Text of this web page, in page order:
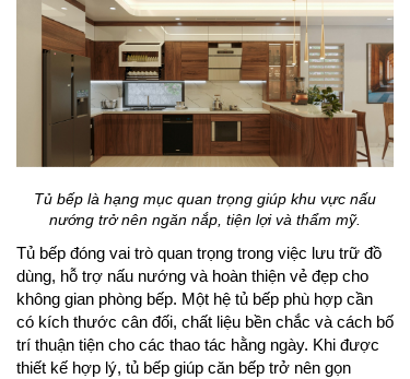
Tủ bếp là hạng mục quan trọng giúp khu vực nấu
nướng trở nên ngăn nắp, tiện lợi và thẩm mỹ.
Tủ bếp đóng vai trò quan trọng trong việc lưu trữ đồ
dùng, hỗ trợ nấu nướng và hoàn thiện vẻ đẹp cho
không gian phòng bếp. Một hệ tủ bếp phù hợp cần
có kích thước cân đối, chất liệu bền chắc và cách bố
trí thuận tiện cho các thao tác hằng ngày. Khi được
thiết kế hợp lý, tủ bếp giúp căn bếp trở nên gọn